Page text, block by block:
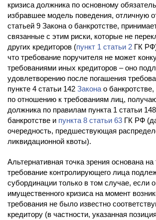
кризиса должника по основному
избравшее модель поведения, отличную
статьей 9 Закона о банкротстве,
связанные с этим риски, которые не
других кредиторов (пункт 1 статьи 2 ГК
что требование поручителя не может
требованиями иных кредиторов – оно
удовлетворению после погашения
пункте 4 статьи 142 Закона о
по отношению к требованиям лиц,
должника по правилам пункта 1 статьи 148
банкротстве и пункта 8 статьи 63 ГК РФ
очередность, предшествующая
ликвидационной квоты).
Альтернативная точка зрения основана на
требование контролирующего лица
субординации только в том случае, если
имущественного кризиса на момент
требования не было известно
кредитору (в частности, указанная